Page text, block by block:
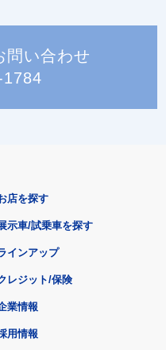
問い合わせ
店を探す
示車/試乗車を探す
インアップ
レジット/保険
業情報
用情報